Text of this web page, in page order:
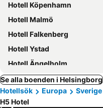
Hotell Köpenhamn
Hotell Malmö
Hotell Falkenberg
Hotell Ystad
Hotell Ängelholm
Se alla boenden i Helsingborg
Hotellsök
Europa Sverige
H5 Hotel